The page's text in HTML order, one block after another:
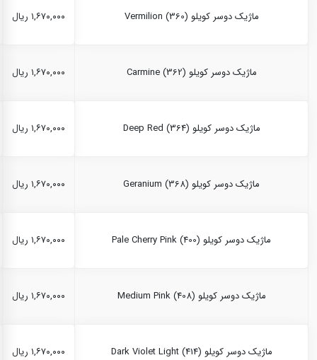
ماژیک دوسر کویلو Vermilion (360) ۱,۶۷۰,۰۰۰ ریال
ماژیک دوسر کویلو Carmine (362) ۱,۶۷۰,۰۰۰ ریال
ماژیک دوسر کویلو Deep Red (364) ۱,۶۷۰,۰۰۰ ریال
ماژیک دوسر کویلو Geranium (368) ۱,۶۷۰,۰۰۰ ریال
ماژیک دوسر کویلو Pale Cherry Pink (400) ۱,۶۷۰,۰۰۰ ریال
ماژیک دوسر کویلو Medium Pink (408) ۱,۶۷۰,۰۰۰ ریال
ماژیک دوسر کویلو Dark Violet Light (414) ۱,۶۷۰,۰۰۰ ریال